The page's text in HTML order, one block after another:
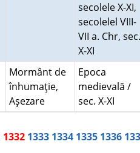
secolele X-XI,
secolelel VIII-
VII a. Chr, sec.
X-XI
Mormânt de
înhumaţie,
Aşezare
Epoca
medievală /
sec. X-XI
1332 1333 1334 1335 1336